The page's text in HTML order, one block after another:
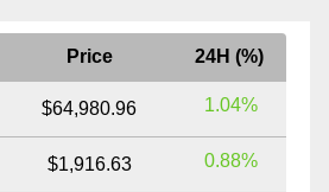
Price 24H (%)
$64,980.96 1.04%
$1,916.63 0.88%